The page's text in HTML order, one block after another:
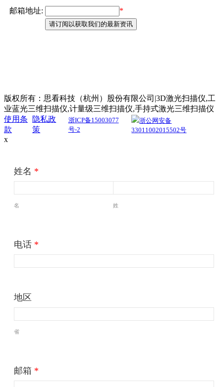
版权所有：思看科技（杭州）股份有限公司|3D激光扫描仪,工
业蓝光三维扫描仪,计量级三维扫描仪,手持式激光三维扫描仪
使用条
款
隐私政
策
浙ICP备15003077
号-2
浙公网安备
33011002015502号
x
姓名 *
名 姓
电话 *
地区
省
邮箱 *